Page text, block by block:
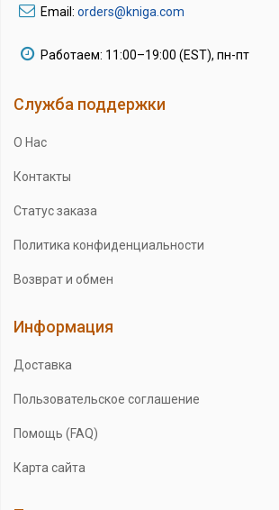
Email: orders@kniga.com
Работаем: 11:00–19:00 (EST), пн-пт
Служба поддержки
О Нас
Контакты
Статус заказа
Политика конфиденциальности
Возврат и обмен
Информация
Доставка
Пользовательское соглашение
Помощь (FAQ)
Карта сайта